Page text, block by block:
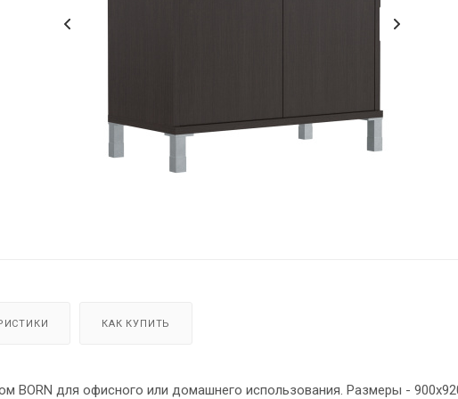
КАК КУПИТЬ
BORN для офисного или домашнего использования. Размеры -